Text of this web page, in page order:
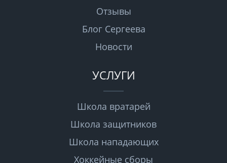
Отзывы
Блог Сергеева
Новости
УСЛУГИ
Школа вратарей
Школа защитников
Школа нападающих
Хоккейные сборы